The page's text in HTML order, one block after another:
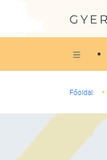
Főoldal